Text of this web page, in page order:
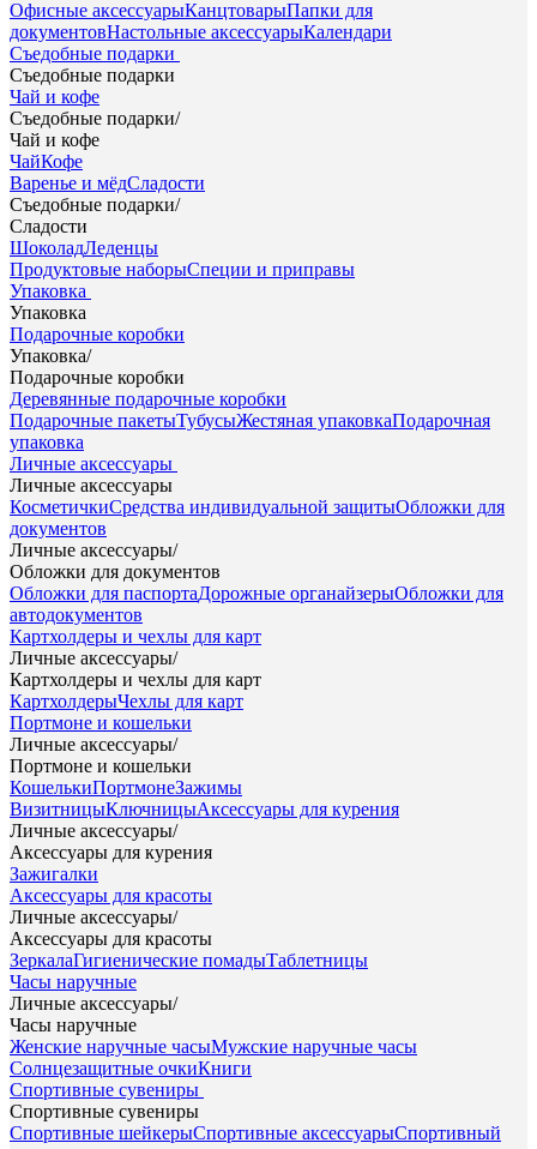
Офисные аксессуарыКанцтоварыПапки для
документовНастольные аксессуарыКалендари
Съедобные подарки
Съедобные подарки
Чай и кофе
Съедобные подарки/
Чай и кофе
ЧайКофе
Варенье и мёдСладости
Съедобные подарки/
Сладости
ШоколадЛеденцы
Продуктовые наборыСпеции и приправы
Упаковка
Упаковка
Подарочные коробки
Упаковка/
Подарочные коробки
Деревянные подарочные коробки
Подарочные пакетыТубусыЖестяная упаковкаПодарочная
упаковка
Личные аксессуары
Личные аксессуары
КосметичкиСредства индивидуальной защитыОбложки для
документов
Личные аксессуары/
Обложки для документов
Обложки для паспортаДорожные органайзерыОбложки для
автодокументов
Картхолдеры и чехлы для карт
Личные аксессуары/
Картхолдеры и чехлы для карт
КартхолдерыЧехлы для карт
Портмоне и кошельки
Личные аксессуары/
Портмоне и кошельки
КошелькиПортмонеЗажимы
ВизитницыКлючницыАксессуары для курения
Личные аксессуары/
Аксессуары для курения
Зажигалки
Аксессуары для красоты
Личные аксессуары/
Аксессуары для красоты
ЗеркалаГигиенические помадыТаблетницы
Часы наручные
Личные аксессуары/
Часы наручные
Женские наручные часыМужские наручные часы
Солнцезащитные очкиКниги
Спортивные сувениры
Спортивные сувениры
Спортивные шейкерыСпортивные аксессуарыСпортивный